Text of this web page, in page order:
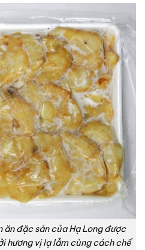
ăn đặc sản của Hạ Long được
hương vị lạ lẫm cùng cách chế